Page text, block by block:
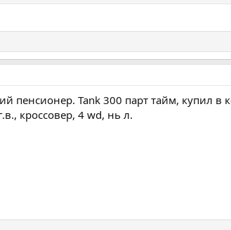
пенсионер. Tank 300 парт тайм, купил в
кроссовер, 4 wd, нь л.